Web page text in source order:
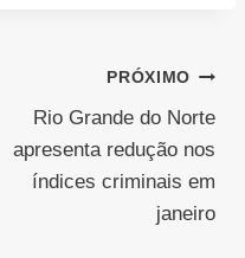
PRÓXIMO
Rio Grande do Norte
apresenta redução nos
índices criminais em
janeiro